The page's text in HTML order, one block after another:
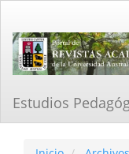
Contenido
principal
Barra
Estudios